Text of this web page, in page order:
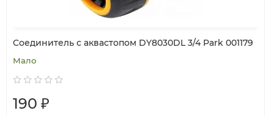
Соединитель с аквастопом DY8030DL 3/4 Park 001179
Мало
190 ₽